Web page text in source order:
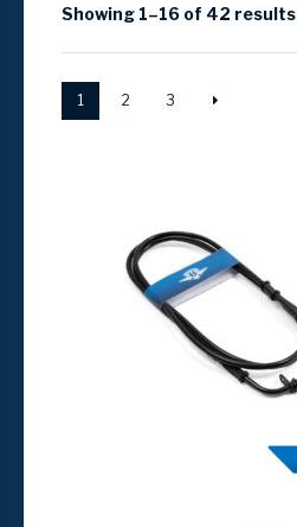
Showing 1–16 of 42 results
1 2 3